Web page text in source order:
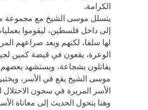
الكرامة.
يتسلل موسى الشيخ مع مجموعة
إلى داخل فلسطين، ليقوموا
لها سلفا، لكنهم وبعد صراعهم
الوعرة، يقعون في قبضة كمين
يقاتلون بشجاعة، ويستشهد
موسى الشيخ يقع في الأسر،
الأسر المريرة في سجون الاحتلال
وهنا يتحول الحديث إلى معاناة